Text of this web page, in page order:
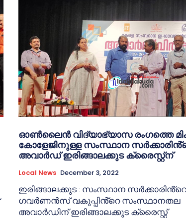
ഓൺലൈൻ വിദ്യാഭ്യാസ രംഗത്തെ
കോളേജിനുള്ള സംസ്ഥാന
അവാർഡ് ഇരിങ്ങാലക്കുട ക്രൈസ്റ്റ്ന്
Local News December 3, 2022
ഇരിങ്ങാലക്കുട : സംസ്ഥാന
ഗവർണൻസ് വകുപ്പിൻ്റെ സംസ്ഥാനതല
അവാർഡിന് ഇരിങ്ങാലക്കുട ക്രൈസ്റ്റ്